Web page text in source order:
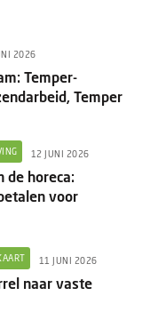
2026
Temper-
Temper
12 JUNI 2026
de horeca:
voor
11 JUNI 2026
naar vaste